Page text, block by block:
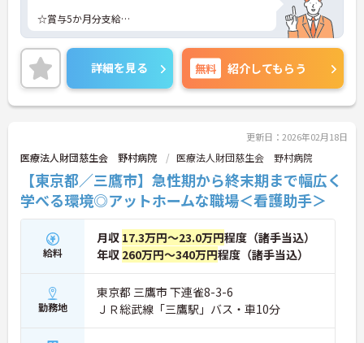
☆賞与5か月分支給
☆無資格からでも相談可能
〇東京都指定二次救急医療機関として、年中無休24
時間オープンの救急医療体制を敷く病院です。医療
法人社団永寿会として超高齢化社会のニーズに応
特別養護老人ホーム「ケアコート武蔵野」、在宅療
養支援診療所「ふれあい診療所」、訪問看護ステー
ションを開設し運営しており、急性期から慢性期、
在宅医療に対応しています。
詳細を見る 無料 紹介してもらう
更新日：2026年02月18日
医療法人財団慈生会 野村病院 医療法人財団慈生会 野村病院
【東京都／三鷹市】急性期から終末期まで幅広く
学べる環境◎アットホームな職場＜看護助手＞
給料
月収 17.3万円～23.0万円程度（諸手当込）
年収 260万円～340万円程度（諸手当込）
勤務地
東京都 三鷹市 下連雀8-3-6
ＪＲ総武線「三鷹駅」バス・車10分